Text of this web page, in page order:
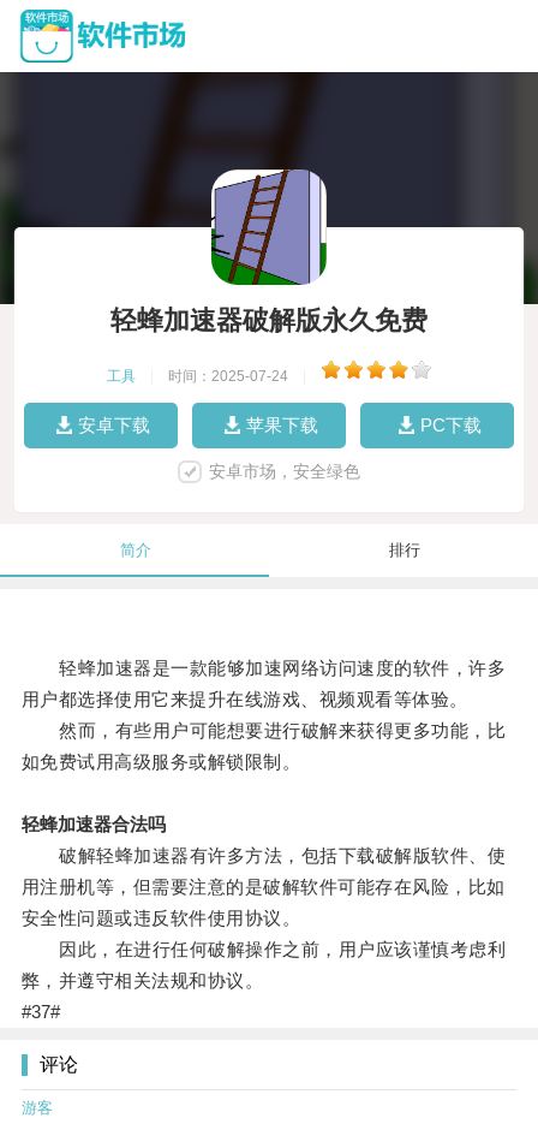
轻蜂加速器破解版永久免费
工具 时间：2025-07-24
安卓下载 苹果下载 PC下载
安卓市场，安全绿色
简介 排行
轻蜂加速器是一款能够加速网络访问速度的软件，许多
用户都选择使用它来提升在线游戏、视频观看等体验。
然而，有些用户可能想要进行破解来获得更多功能，比
如免费试用高级服务或解锁限制。
轻蜂加速器合法吗
破解轻蜂加速器有许多方法，包括下载破解版软件、使
用注册机等，但需要注意的是破解软件可能存在风险，比如
安全性问题或违反软件使用协议。
因此，在进行任何破解操作之前，用户应该谨慎考虑利
弊，并遵守相关法规和协议。
#37#
评论
游客